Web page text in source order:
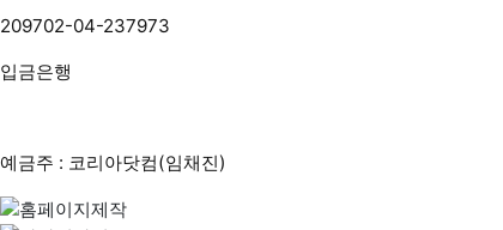
209702-04-237973
입금은행
예금주 : 코리아닷컴(임채진)